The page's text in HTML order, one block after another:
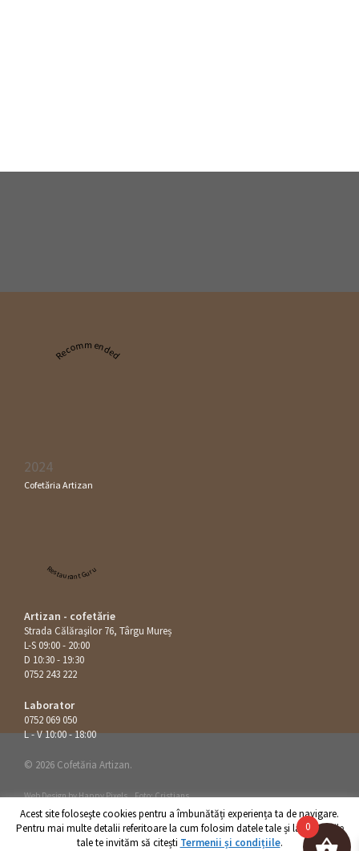
Recommended
2024
Cofetăria Artizan
Restaurant Guru
Artizan - cofetărie
Strada Călăraşilor 76, Târgu Mureș
L-S 09:00 - 20:00
D 10:30 - 19:30
0752 243 222
Laborator
0752 069 050
L - V 10:00 - 18:00
© 2026 Cofetăria Artizan.
Web Design byHappy Pixels.Foto: Cristians
Acest site foloseşte cookies pentru a îmbunătăți experiența ta de navigare.
Pentru mai multe detalii referitoare la cum folosim datele tale și la drepturile
tale te invităm să citești Termenii și condițiile.
0